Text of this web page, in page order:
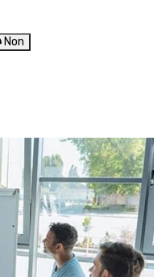
Non